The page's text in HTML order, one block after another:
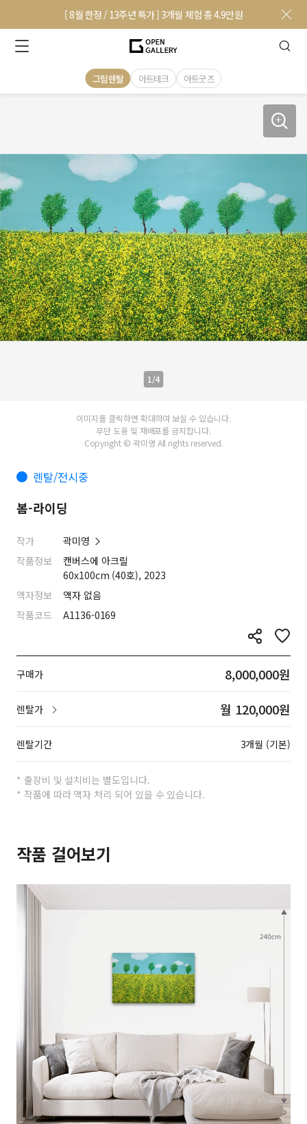
[ 8월 한정 / 13주년 특가 ] 3개월 체험 총 4.9만원
그림렌탈 아트테크 아트굿즈
1/4
이미지를 클릭하면 확대하여 보실 수 있습니다.
무단 도용 및 재배포를 금지합니다.
Copyright © 곽미영 All rights reserved.
렌탈/전시중
봄-라이딩
작가
곽미영
작품정보
캔버스에 아크릴
60x100cm (40호), 2023
액자정보
액자 없음
작품코드
A1136-0169
구매가 8,000,000원
렌탈가 월 120,000원
렌탈기간 3개월 (기본)
* 출장비 및 설치비는 별도입니다.
* 작품에 따라 액자 처리 되어 있을 수 있습니다.
작품 걸어보기